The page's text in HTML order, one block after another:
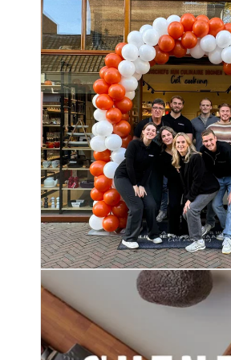
67-laags VG-10 damaststaal:
10 kern. Dit resulteert in een
roestbestendigheid.
Tsuchime-afwerking: De
voedsel aan het mes blijft
Ergonomische pakkahouten
elegant Shinrai-logo aan het
Dubbelzijdig magnetisch
hygiënisch open ontwerp en
Geschenkverpakking:De set
krijgen.
5 jaar
Onderhoud tips en aanbevelingen
Reinig de messen met de hand en